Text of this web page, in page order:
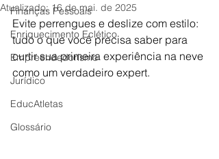
Finanças Pessoais
Enriquecimento Eclético
Empreendedorismo
Jurídico
EducAtletas
Glossário
Atualizado: 16 de mai. de 2025
Evite perrengues e deslize com estilo:
tudo o que você precisa saber para
curtir sua primeira experiência na neve
como um verdadeiro expert.